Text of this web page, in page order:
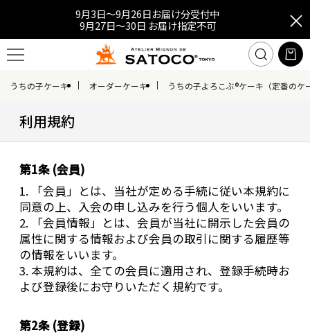
9月3日～9月26日お届け分受付中
9月27日～30日 お届け指定不可
うちの子ケーキ オーダーケーキ うちの子よろこぶ®ケーキ（定番のケ
利用規約
第1条 (会員)
1. 「会員」とは、当社が定める手続に従い本規約に
同意の上、入会の申し込みを行う個人をいいます。
2. 「会員情報」とは、会員が当社に開示した会員の
属性に関する情報および会員の取引に関する履歴等
の情報をいいます。
3. 本規約は、全ての会員に適用され、登録手続時お
よび登録後にお守りいただく規約です。
第2条 (登録)